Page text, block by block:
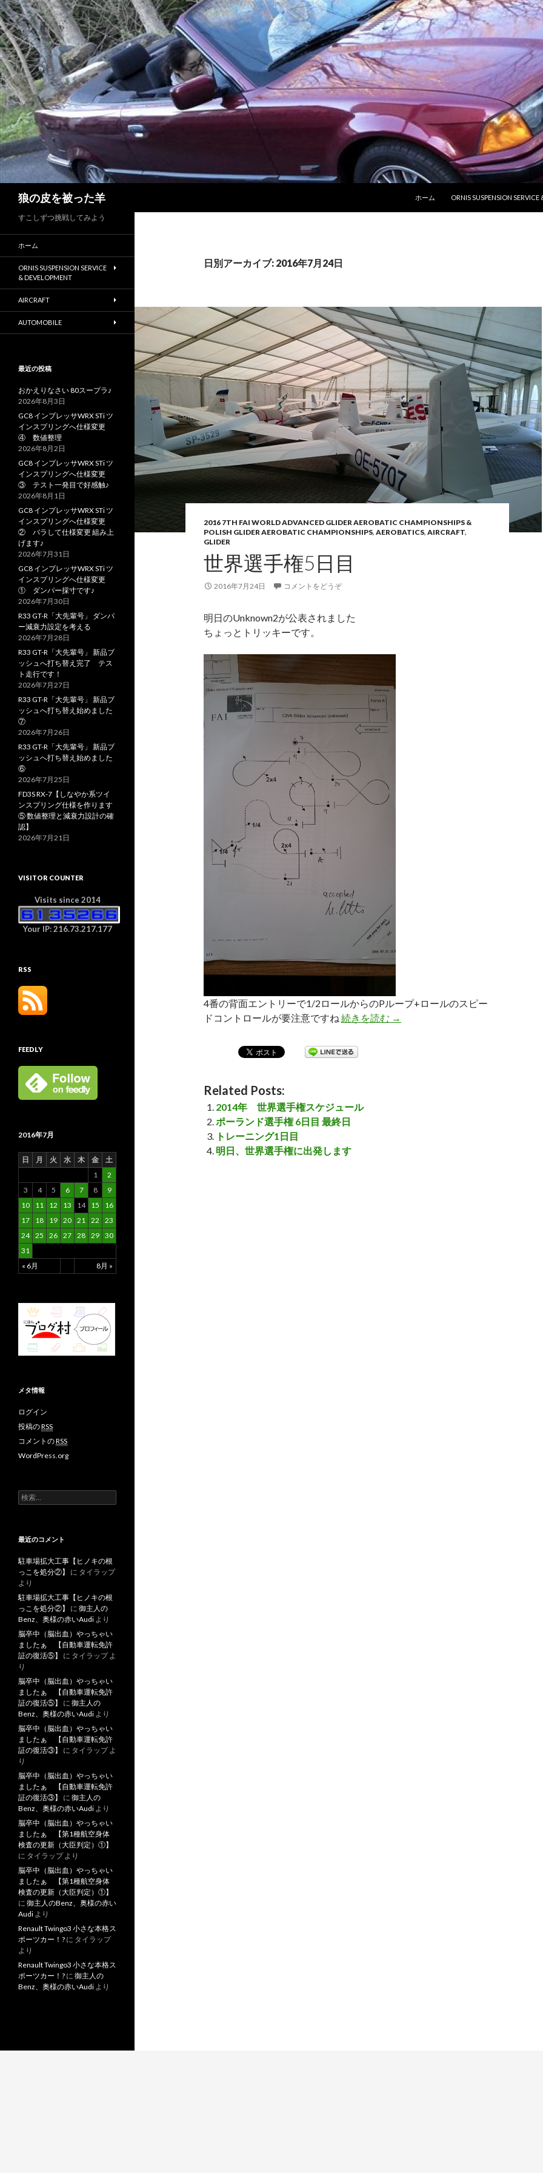
狼の皮を被った羊
ホーム
ORNIS SUSPENSION
日別アーカイブ: 2016年7月24日
2016 7TH FAI WORLD ADVANCED GLIDER AEROBATIC CHAMPIONSHIPS &
POLISH GLIDER AEROBATIC CHAMPIONSHIPS, AEROBATICS, AIRCRAFT,
GLIDER
世界選手権5日目
2016年7月24日 コメントをどうぞ
明日のUnknown2が公表されました
ちょっとトリッキーです。
4番の背面エントリーで1/2ロールからのPループ+ロールのスピー
ドコントロールが要注意ですね 続きを読む 世界選手権5日目
→
Related Posts:
2014年 世界選手権スケジュール
ポーランド選手権 6日目 最終日
トレーニング1日目
明日、世界選手権に出発します
すこしずつ挑戦してみよう
ホーム
ORNIS SUSPENSION SERVICE
& DEVELOPMENT
AIRCRAFT
AUTOMOBILE
最近の投稿
おかえりなさい 80スープラ♪
2026年8月3日
GC8 インプレッサWRX STi ツ
インスプリングへ仕様変更
④ 数値整理
2026年8月2日
GC8 インプレッサWRX STi ツ
インスプリングへ仕様変更
③ テスト一発目で好感触♪
2026年8月1日
GC8 インプレッサWRX STi ツ
インスプリングへ仕様変更
② バラして仕様変更 組み上
げます♪
2026年7月31日
GC8 インプレッサWRX STi ツ
インスプリングへ仕様変更
① ダンパー採寸です♪
2026年7月30日
R33 GT-R「大先輩号」 ダンパ
ー減衰力設定を考える
2026年7月28日
R33 GT-R「大先輩号」 新品ブ
ッシュへ打ち替え完了 テス
ト走行です！
2026年7月27日
R33 GT-R「大先輩号」 新品ブ
ッシュへ打ち替え始めました
⑦
2026年7月26日
R33 GT-R「大先輩号」 新品ブ
ッシュへ打ち替え始めました
⑥
2026年7月25日
FD3S RX-7【しなやか系ツイ
ンスプリング仕様を作ります
⑤ 数値整理と減衰力設計の確
認】
2026年7月21日
VISITOR COUNTER
Visits since 2014
Your IP: 216.73.217.177
RSS
FEEDLY
2016年7月
日 月 火 水 木 金 土
« 6月 8月 »
1
2
3
4 5 6 7 8
9
10
11 12 13 14 15
16
17
18 19 20 21 22
23
24 25 26 27 28 29 30
31
メタ情報
ログイン
投稿のRSS
コメントのRSS
WordPress.org
検
索
最近のコメント
駐車場拡大工事【ヒノキの根
っこを処分②】
に タイラップ
より
駐車場拡大工事【ヒノキの根
っこを処分②】
に 御主人の
Benz、奥様の赤いAudi より
脳卒中（脳出血）やっちゃい
ましたぁ 【自動車運転免許
証の復活⑤】
に タイラップよ
り
脳卒中（脳出血）やっちゃい
ましたぁ 【自動車運転免許
証の復活⑤】
に 御主人の
Benz、奥様の赤いAudi より
脳卒中（脳出血）やっちゃい
ましたぁ 【自動車運転免許
証の復活③】
に タイラップよ
り
脳卒中（脳出血）やっちゃい
ましたぁ 【自動車運転免許
証の復活③】
に 御主人の
Benz、奥様の赤いAudi より
脳卒中（脳出血）やっちゃい
ましたぁ 【第1種航空身体
検査の更新（大臣判定）①】
に タイラップより
脳卒中（脳出血）やっちゃい
ましたぁ 【第1種航空身体
検査の更新（大臣判定）①】
に 御主人のBenz、奥様の赤い
Audi より
Renault Twingo3 小さな本格ス
ポーツカー！? に タイラップ
より
Renault Twingo3 小さな本格ス
ポーツカー！? に 御主人の
Benz、奥様の赤いAudi より